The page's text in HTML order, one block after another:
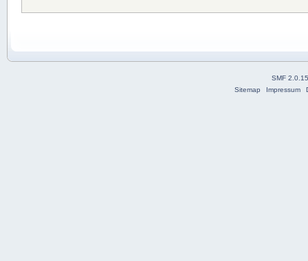
SMF
Sitemap
Impressum